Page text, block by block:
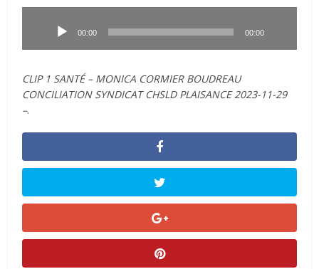
00:00 00:00
CLIP 1 SANTÉ – MONICA CORMIER BOUDREAU
CONCILIATION SYNDICAT CHSLD PLAISANCE 2023-11-29
–.